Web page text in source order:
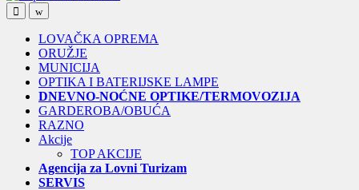
OpenClose
LOVAČKA OPREMA
ORUŽJE
MUNICIJA
OPTIKA I BATERIJSKE LAMPE
DNEVNO-NOĆNE OPTIKE/TERMOVOZIJA
GARDEROBA/OBUĆA
RAZNO
Akcije
TOP AKCIJE
Agencija za Lovni Turizam
SERVIS